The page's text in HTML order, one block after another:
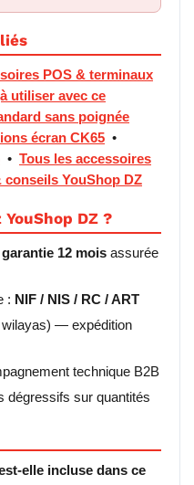
POS & terminaux
utiliser avec ce
sans poignée
écran CK65 •
• Tous les accessoires
conseils YouShop DZ
DZ ?
garantie 12 mois assurée
: NIF / NIS / RC / ART
wilayas) — expédition
technique B2B
dégressifs sur quantités
elle incluse dans ce